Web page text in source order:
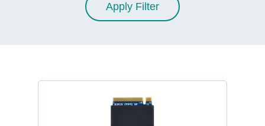
Apply Filter